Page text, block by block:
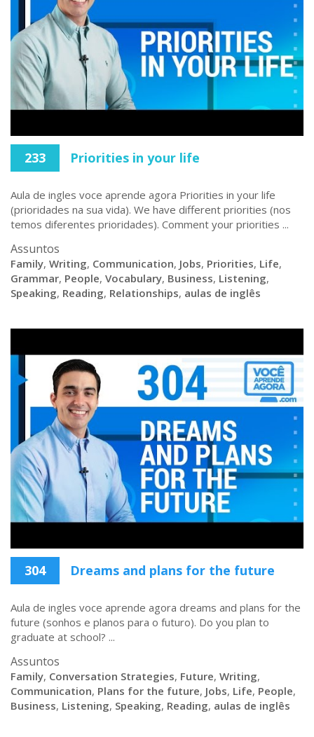
233 Priorities in your life
Aula de ingles voce aprende agora Priorities in your life
(prioridades na sua vida). We have different priorities (nos
temos diferentes prioridades). Comment your priorities ...
Assuntos
Family, Writing, Communication, Jobs, Priorities, Life,
Grammar, People, Vocabulary, Business, Listening,
Speaking, Reading, Relationships, aulas de inglês
304 Dreams and plans for the future
Aula de ingles voce aprende agora dreams and plans for the
future (sonhos e planos para o futuro). Do you plan to
graduate at school? ...
Assuntos
Family, Conversation Strategies, Future, Writing,
Communication, Plans for the future, Jobs, Life, People,
Business, Listening, Speaking, Reading, aulas de inglês